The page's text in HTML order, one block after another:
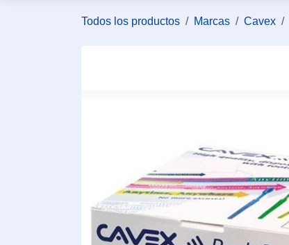
Todos los productos Marcas Cavex